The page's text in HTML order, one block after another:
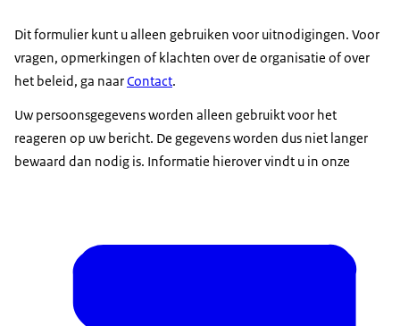
Dit formulier kunt u alleen gebruiken voor uitnodigingen. Voor
vragen, opmerkingen of klachten over de organisatie of over
het beleid, ga naarContact.
Uw persoonsgegevens worden alleen gebruikt voor het
reageren op uw bericht. De gegevens worden dus niet langer
bewaard dan nodig is. Informatie hierover vindt u in onze